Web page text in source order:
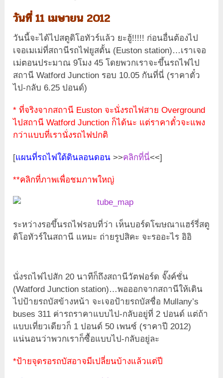
วันที่ 11 เมษายน 2012
วันนี้จะได้ไปสตูดิโอทัวร์แล้ว ยะฮู้!!!!! ก่อนอื่นต้องไป
เจอเมเม่ที่สถานีรถไฟยูสตั้น (Euston station)…เราเจอ
เม่ตอนประมาณ 9โมง 45 โดยพวกเราจะขึ้นรถไฟไป
สถานี Watford Junction รอบ 10.05 กันที่นี่ (ราคาตั๋ว
ไป-กลับ 6.25 ปอนด์)
* ที่จริงจากสถานี Euston จะนั่งรถไฟสาย Overground
ไปสถานี Watford Junction ก็ได้นะ แต่ราคาตั๋วจะแพง
กว่าแบบที่เรานั่งรถไฟปกติ
[แผนที่รถไฟใต้ดินลอนดอน >>คลิกที่นี่<<]
**คลิกที่ภาพเพื่อชมภาพใหญ่
ระหว่างรอขึ้นรถไฟรอบที่ว่า เห็นบอร์ดโฆษณาแฮร์รี่สตู
ดิโอทัวร์ในสถานี แหมะ ถ่ายรูปสิคะ จะรออะไร อิอิ
นั่งรถไฟไปสัก 20 นาทีก็ถึงสถานีวัตฟอร์ด จั๊งค์ชั่น
(Watford Junction station)…พอออกจากสถานีให้เดิน
ไปป้ายรถบัสข้างหน้า จะเจอป้ายรถบัสชื่อ Mullany’s
buses 311 ค่ารถราคาแบบไป-กลับอยู่ที่ 2 ปอนด์ แต่ถ้า
แบบเที่ยวเดียวก็ 1 ปอนด์ 50 เพนซ์ (ราคาปี 2012)
แน่นอนว่าพวกเราก็ซื้อแบบไป-กลับอยู่ละ
*ป้ายจุดรอรถบัสอาจมีเปลี่ยนบ้างแล้วแต่ปี